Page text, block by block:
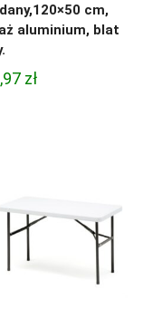
cm,
aluminium, blat
zł